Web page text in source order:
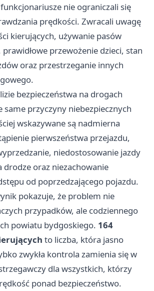
funkcjonariusze nie ograniczali się
prędkości. Zwracali uwagę
kierujących, używanie pasów
przewożenie dzieci, stan
oraz przestrzeganie innych
bezpieczeństwa na drogach
same przyczyny niebezpiecznych
wskazywane są nadmierna
pierwszeństwa przejazdu,
niedostosowanie jazdy
drodze oraz niezachowanie
od poprzedzającego pojazdu.
pokazuje, że problem nie
przypadków, ale codziennego
powiatu bydgoskiego. 164
to liczba, która jasno
zwykła kontrola zamienia się w
dla wszystkich, którzy
ponad bezpieczeństwo.